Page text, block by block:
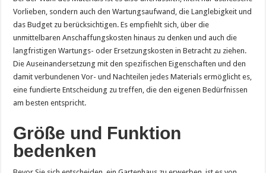
Vorlieben, sondern auch den Wartungsaufwand, die Langlebigkeit und
das Budget zu berücksichtigen. Es empfiehlt sich, über die
unmittelbaren Anschaffungskosten hinaus zu denken und auch die
langfristigen Wartungs- oder Ersetzungskosten in Betracht zu ziehen.
Die Auseinandersetzung mit den spezifischen Eigenschaften und den
damit verbundenen Vor- und Nachteilen jedes Materials ermöglicht es,
eine fundierte Entscheidung zu treffen, die den eigenen Bedürfnissen
am besten entspricht.
Größe und Funktion
bedenken